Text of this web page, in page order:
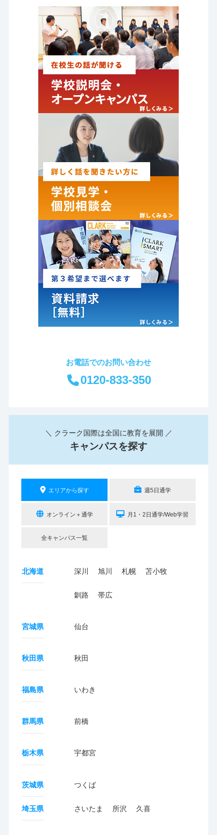
お電話でのお問い合わせ
0120-833-350
＼ クラーク国際は全国に教育を展開 ／
キャンパスを探す
エリアから探す 週5日通学
オンライン＋通学 月1・2日通学/Web学習
全キャンパス一覧
北海道 深川 旭川 札幌 苫小牧
釧路 帯広
宮城県 仙台
秋田県 秋田
福島県 いわき
群馬県 前橋
栃木県 宇都宮
茨城県 つくば
埼玉県 さいたま 所沢 久喜